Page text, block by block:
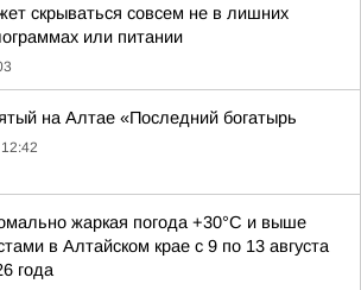
скрываться совсем не в лишних
или питании
на Алтае «Последний богатырь
12:42
жаркая погода +30°С и выше
в Алтайском крае с 9 по 13 августа
года